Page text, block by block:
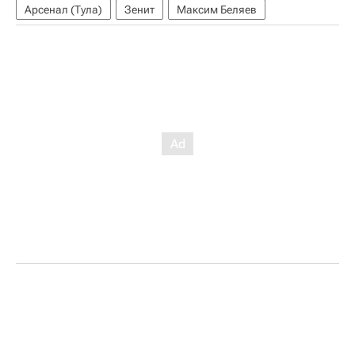
Арсенал (Тула)
Зенит Максим Беляев